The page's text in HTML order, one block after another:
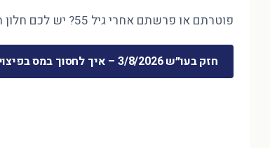
פוטרתם או פרשתם אחרי גיל 55? יש לכם חלון החלטות של חודשים ספורים — והוא קובע את 30 השנים הבאות. המדריך המלא לכסף שמשתחרר …
חזק בעו״ש 3/8/2026 – איך לחסוך במס בפיצויים?